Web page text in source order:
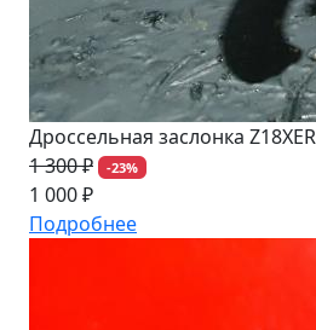
Дроссельная заслонка Z18XER
1 300 ₽
-23%
1 000 ₽
Подробнее